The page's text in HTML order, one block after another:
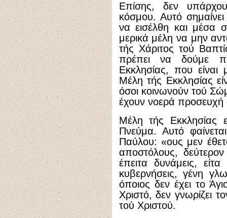
Επίσης, δεν
κόσμου. Αυτό
να εισέλθη και μέσα
μερικά μέλη να μην
τής Χάριτος τού
πρέπει να δούμε
Εκκλησίας, που
Μέλη τής Εκκλησίας
όσοι κοινωνούν τού
έχουν νοερά προσευχή
Μέλη τής Εκκλησίας
Πνεύμα. Αυτό
Παύλου: «ους μεν
αποστόλους,
έπειτα δυνάμεις,
κυβερνήσεις, γένη
όποιος δεν έχει το
Χριστό, δεν γνωρίζει
τού Χριστού.